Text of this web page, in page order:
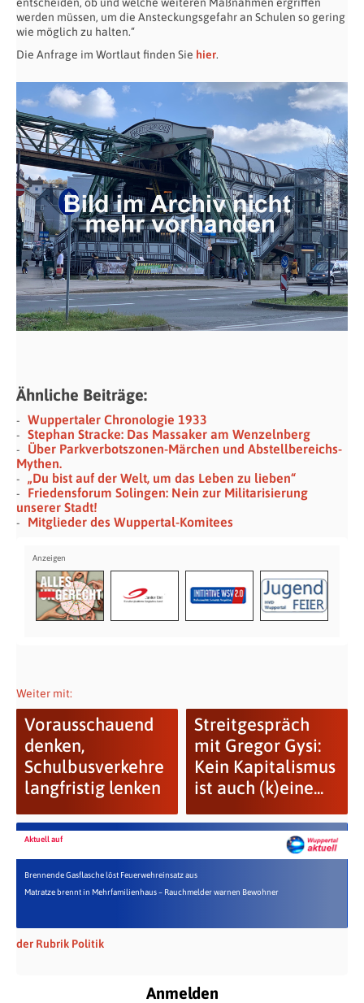
werden müssen, um die Ansteckungsgefahr an Schulen so gering
wie möglich zu halten.“
Die Anfrage im Wortlaut finden Sie hier.
Ähnliche Beiträge:
Wuppertaler Chronologie 1933
Stephan Stracke: Das Massaker am Wenzelnberg
Über Parkverbotszonen-Märchen und Abstellbereichs-
Mythen.
„Du bist auf der Welt, um das Leben zu lieben“
Friedensforum Solingen: Nein zur Militarisierung
unserer Stadt!
Mitglieder des Wuppertal-Komitees
Weiter mit:
Vorausschauend
denken,
Schulbusverkehre
langfristig lenken
Streitgespräch
mit Gregor Gysi:
Kein Kapitalismus
ist auch (k)eine...
Aktuell auf
Brennende Gasflasche löst Feuerwehreinsatz aus
Matratze brennt in Mehrfamilienhaus – Rauchmelder warnen Bewohner
der Rubrik Politik
Anmelden